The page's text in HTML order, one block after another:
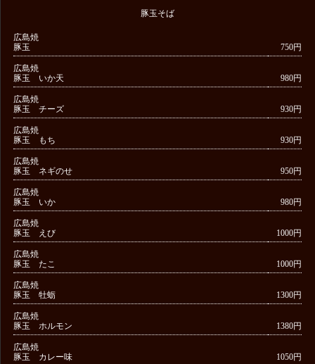
豚玉そば
広島焼
豚玉
750円
広島焼
豚玉 いか天
980円
広島焼
豚玉 チーズ
930円
広島焼
豚玉 もち
930円
広島焼
豚玉 ネギのせ
950円
広島焼
豚玉 いか
980円
広島焼
豚玉 えび
1000円
広島焼
豚玉 たこ
1000円
広島焼
豚玉 牡蛎
1300円
広島焼
豚玉 ホルモン
1380円
広島焼
豚玉 カレー味
1050円